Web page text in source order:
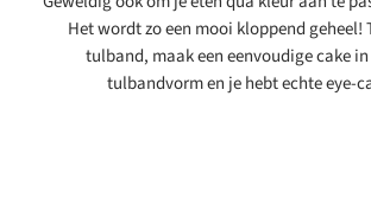
Het wordt zo een mooi kloppend geheel!
tulband, maak een eenvoudige cake
tulbandvorm en je hebt echte eye-